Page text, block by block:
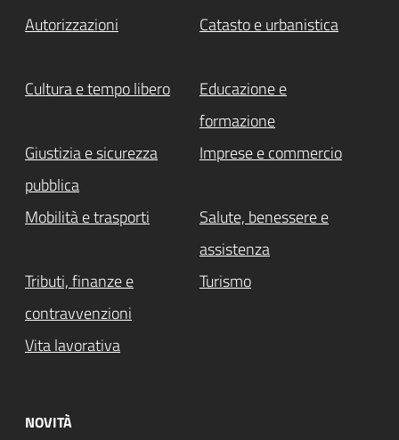
Autorizzazioni Catasto e urbanistica
Cultura e tempo libero
Educazione e
formazione
Giustizia e sicurezza
pubblica
Imprese e commercio
Mobilità e trasporti
Salute, benessere e
assistenza
Tributi, finanze e
contravvenzioni
Turismo
Vita lavorativa
NOVITÀ